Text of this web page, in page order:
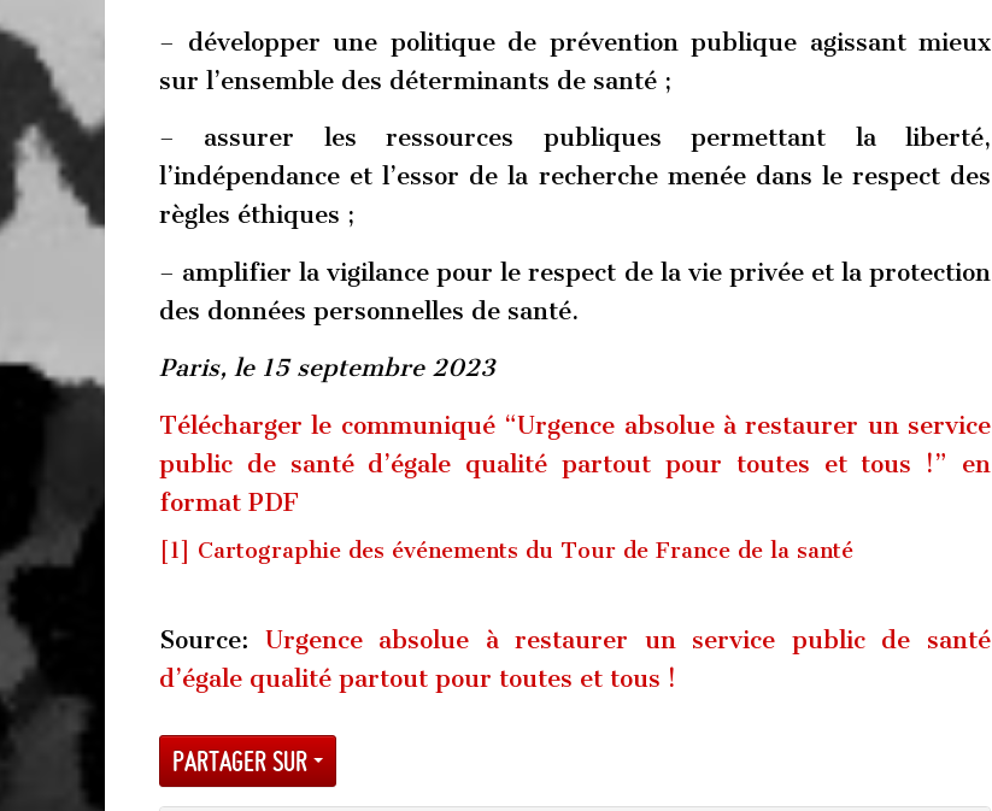
– développer une politique de prévention publique agissant mieux
sur l’ensemble des déterminants de santé ;
– assurer les ressources publiques permettant la liberté,
l’indépendance et l’essor de la recherche menée dans le respect des
règles éthiques ;
– amplifier la vigilance pour le respect de la vie privée et la protection
des données personnelles de santé.
Paris, le 15 septembre 2023
Télécharger le communiqué “Urgence absolue à restaurer un service
public de santé d’égale qualité partout pour toutes et tous !” en
format PDF
[1] Cartographie des événements du Tour de France de la santé
Source: Urgence absolue à restaurer un service public de santé
d’égale qualité partout pour toutes et tous !
Partager sur